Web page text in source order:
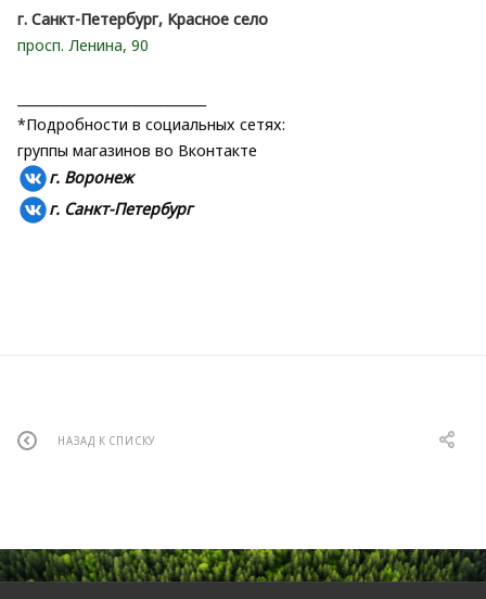
г. Санкт-Петербург, Красное село
просп. Ленина, 90
*Подробности в социальных сетях:
группы магазинов во Вконтакте
г. Воронеж
г. Санкт-Петербург
НАЗАД К СПИСКУ